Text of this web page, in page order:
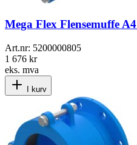
Mega Flex Flensemuffe
Art.nr: 5200000805
1 676 kr
eks. mva
I kurv